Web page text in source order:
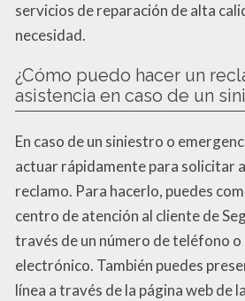
servicios de reparación de alta
necesidad.
¿Cómo puedo hacer un
asistencia en caso de un
En caso de un siniestro o
actuar rápidamente para solicitar
reclamo. Para hacerlo, puedes
centro de atención al cliente de
través de un número de teléfono o
electrónico. También puedes
línea a través de la página web de